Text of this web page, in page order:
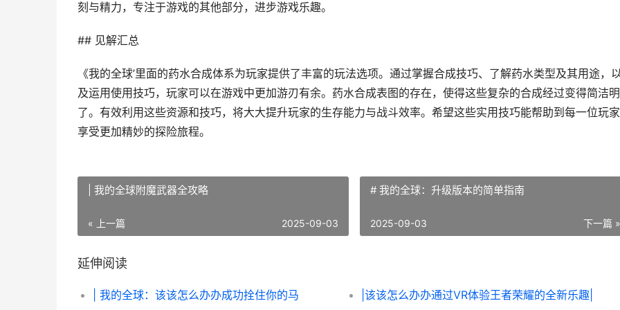
刻与精力，专注于游戏的其他部分，进步游戏乐趣。
## 见解汇总
《我的全球’里面的药水合成体系为玩家提供了丰富的玩法选项。通过掌握合成技巧、了解药水类型及其用途，
及运用使用技巧，玩家可以在游戏中更加游刃有余。药水合成表图的存在，使得这些复杂的合成经过变得简洁明
了。有效利用这些资源和技巧，将大大提升玩家的生存能力与战斗效率。希望这些实用技巧能帮助到每一位玩家
享受更加精妙的探险旅程。
| 我的全球附魔武器全攻略
« 上一篇 2025-09-03
# 我的全球：升级版本的简单指南
下一篇 »
2025-09-03
延伸阅读
| 我的全球：该该怎么办办成功拴住你的马 |该该怎么办办通过VR体验王者荣耀的全新乐趣|